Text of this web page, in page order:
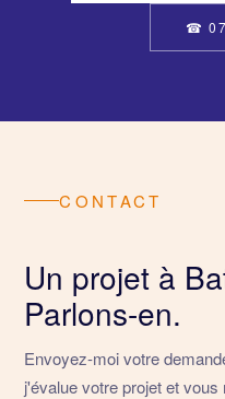
☎
CONTACT
Un projet à
Parlons-en.
Envoyez-moi votre
j'évalue votre projet et